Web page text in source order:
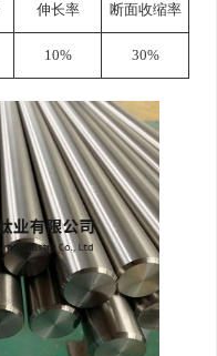
伸长率 断面收缩率
10% 30%